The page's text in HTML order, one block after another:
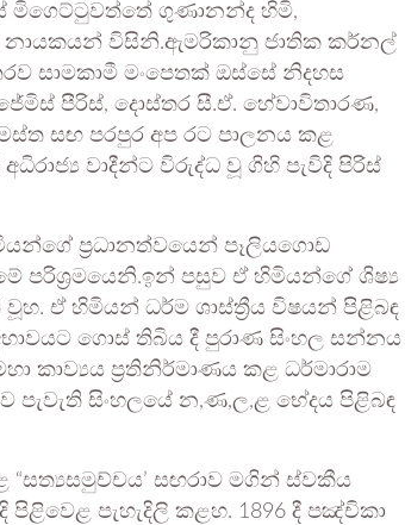
මිගෙට්ටුවත්තේ ගුණානන්ද හිමි,
නායකයන් විසිනි.ඇමරිකානු ජාතික කර්නල්
සාමකාමී මංපෙතක් ඔස්සේ නිදහස
පීරිස්, දොස්තර සී.ඒ. හේවාවිතාරණ,
සඟ පරපුර අප රට පාලනය කළ
වාදීන්ට විරුද්ධ වූ ගිහි පැවිදි පිරිස්
ප්‍රධානත්වයෙන් පෑලියගොඩ
පරිශ්‍රමයෙනි.ඉන් පසුව ඒ හිමියන්ගේ ශිෂ්‍ය
ඒ හිමියන් ධර්ම ශාස්ත්‍රීය විෂයන් පිළිබඳ
ගොස් තිබිය දී පුරාණ සිංහල සන්නය
කාව්‍යය ප්‍රතිනිර්මාණය කළ ධර්මාරාම
සිංහලයේ න,ණ,ල,ළ භේදය පිළිබඳ
සඟරාව මගින් ස්වකීය
පැහැදිලි කළහ. 1896 දී පඤ්චිකා